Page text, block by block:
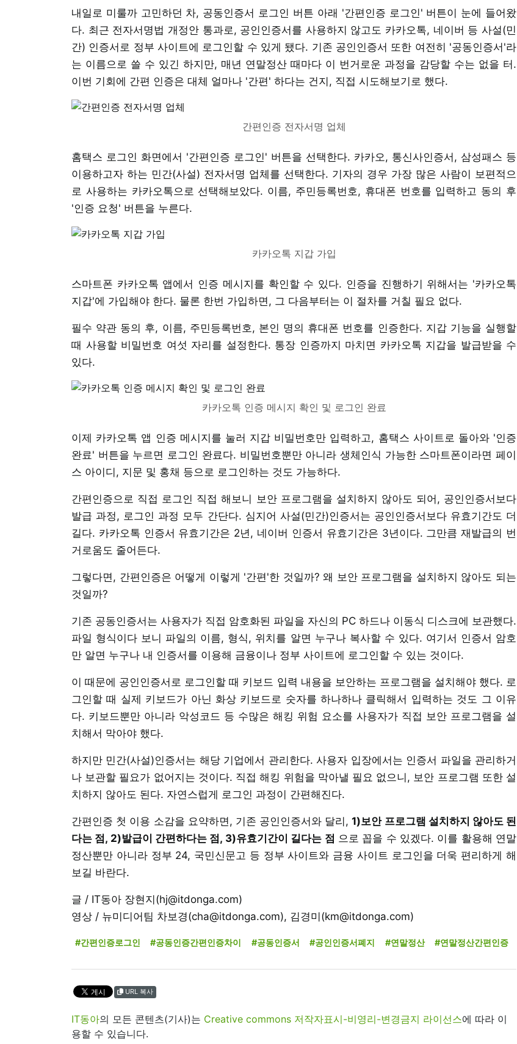
내일로 미룰까 고민하던 차, 공동인증서 로그인 버튼 아래 '간편인증 로그인' 버튼이 눈에 들어왔
다. 최근 전자서명법 개정안 통과로, 공인인증서를 사용하지 않고도 카카오톡, 네이버 등 사설(민
간) 인증서로 정부 사이트에 로그인할 수 있게 됐다. 기존 공인인증서 또한 여전히 '공동인증서'라
는 이름으로 쓸 수 있긴 하지만, 매년 연말정산 때마다 이 번거로운 과정을 감당할 수는 없을 터.
이번 기회에 간편 인증은 대체 얼마나 '간편' 하다는 건지, 직접 시도해보기로 했다.
간편인증 전자서명 업체
홈택스 로그인 화면에서 '간편인증 로그인' 버튼을 선택한다. 카카오, 통신사인증서, 삼성패스 등
이용하고자 하는 민간(사설) 전자서명 업체를 선택한다. 기자의 경우 가장 많은 사람이 보편적으
로 사용하는 카카오톡으로 선택해보았다. 이름, 주민등록번호, 휴대폰 번호를 입력하고 동의 후
'인증 요청' 버튼을 누른다.
카카오톡 지갑 가입
스마트폰 카카오톡 앱에서 인증 메시지를 확인할 수 있다. 인증을 진행하기 위해서는 '카카오톡
지갑'에 가입해야 한다. 물론 한번 가입하면, 그 다음부터는 이 절차를 거칠 필요 없다.
필수 약관 동의 후, 이름, 주민등록번호, 본인 명의 휴대폰 번호를 인증한다. 지갑 기능을 실행할
때 사용할 비밀번호 여섯 자리를 설정한다. 통장 인증까지 마치면 카카오톡 지갑을 발급받을 수
있다.
카카오톡 인증 메시지 확인 및 로그인 완료
이제 카카오톡 앱 인증 메시지를 눌러 지갑 비밀번호만 입력하고, 홈택스 사이트로 돌아와 '인증
완료' 버튼을 누르면 로그인 완료다. 비밀번호뿐만 아니라 생체인식 가능한 스마트폰이라면 페이
스 아이디, 지문 및 홍채 등으로 로그인하는 것도 가능하다.
간편인증으로 직접 로그인 직접 해보니 보안 프로그램을 설치하지 않아도 되어, 공인인증서보다
발급 과정, 로그인 과정 모두 간단다. 심지어 사설(민간)인증서는 공인인증서보다 유효기간도 더
길다. 카카오톡 인증서 유효기간은 2년, 네이버 인증서 유효기간은 3년이다. 그만큼 재발급의 번
거로움도 줄어든다.
그렇다면, 간편인증은 어떻게 이렇게 '간편'한 것일까? 왜 보안 프로그램을 설치하지 않아도 되는
것일까?
기존 공동인증서는 사용자가 직접 암호화된 파일을 자신의 PC 하드나 이동식 디스크에 보관했다.
파일 형식이다 보니 파일의 이름, 형식, 위치를 알면 누구나 복사할 수 있다. 여기서 인증서 암호
만 알면 누구나 내 인증서를 이용해 금융이나 정부 사이트에 로그인할 수 있는 것이다.
이 때문에 공인인증서로 로그인할 때 키보드 입력 내용을 보안하는 프로그램을 설치해야 했다. 로
그인할 때 실제 키보드가 아닌 화상 키보드로 숫자를 하나하나 클릭해서 입력하는 것도 그 이유
다. 키보드뿐만 아니라 악성코드 등 수많은 해킹 위험 요소를 사용자가 직접 보안 프로그램을 설
치해서 막아야 했다.
하지만 민간(사설)인증서는 해당 기업에서 관리한다. 사용자 입장에서는 인증서 파일을 관리하거
나 보관할 필요가 없어지는 것이다. 직접 해킹 위험을 막아낼 필요 없으니, 보안 프로그램 또한 설
치하지 않아도 된다. 자연스럽게 로그인 과정이 간편해진다.
간편인증 첫 이용 소감을 요약하면, 기존 공인인증서와 달리,1)보안 프로그램 설치하지 않아도 된
다는 점, 2)발급이 간편하다는 점, 3)유효기간이 길다는 점 으로 꼽을 수 있겠다. 이를 활용해 연말
정산뿐만 아니라 정부 24, 국민신문고 등 정부 사이트와 금융 사이트 로그인을 더욱 편리하게 해
보길 바란다.
글 / IT동아 장현지(hj@itdonga.com)
영상 / 뉴미디어팀 차보경(cha@itdonga.com), 김경미(km@itdonga.com)
#간편인증로그인 #공동인증간편인증차이 #공동인증서 #공인인증서폐지 #연말정산 #연말정산간편인증
URL 복사
IT동아의 모든 콘텐츠(기사)는 Creative commons 저작자표시-비영리-변경금지 라이선스에 따라 이
용할 수 있습니다.